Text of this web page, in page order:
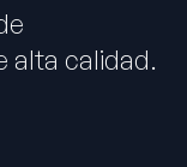
alta calidad.